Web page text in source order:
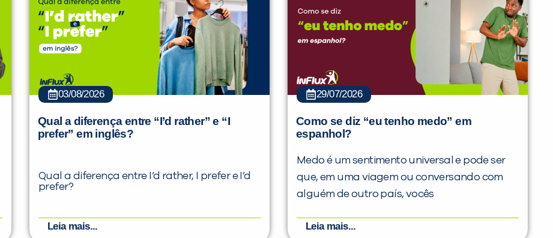
03/08/2026
Qual a diferença entre “I’d rather” e “I
prefer” em inglês?
Qual a diferença entre I’d rather, I prefer e I’d
prefer?
Leia mais...
29/07/2026
Como se diz “eu tenho medo” em
espanhol?
Medo é um sentimento universal e pode ser
que, em uma viagem ou conversando com
alguém de outro país, vocês
Leia mais...